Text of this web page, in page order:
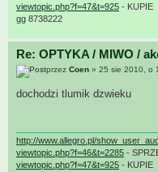
viewtopic.php?f=47&t=925 - KUPIE
gg 8738222
Re: OPTYKA / MIWO /
przez Coen » 25 sie 2010, o
dochodzi tlumik dzwieku
http://www.allegro.pl/
viewtopic.php?f=46&t=2285 -
viewtopic.php?f=47&t=925 - KUPIE